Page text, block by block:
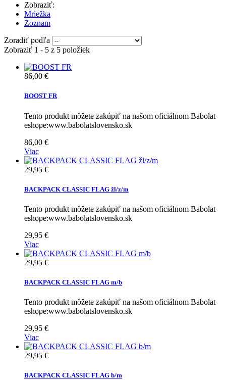
Zobraziť:
Mriežka
Zoznam
Zoradiť podľa
Zobraziť 1 - 5 z 5 položiek
86,00 €
BOOST FR
Tento produkt môžete zakúpiť na našom oficiálnom Babolat
eshope:www.babolatslovensko.sk
86,00 €
Viac
29,95 €
BACKPACK CLASSIC FLAG žl/z/m
Tento produkt môžete zakúpiť na našom oficiálnom Babolat
eshope:www.babolatslovensko.sk
29,95 €
Viac
29,95 €
BACKPACK CLASSIC FLAG m/b
Tento produkt môžete zakúpiť na našom oficiálnom Babolat
eshope:www.babolatslovensko.sk
29,95 €
Viac
29,95 €
BACKPACK CLASSIC FLAG b/m